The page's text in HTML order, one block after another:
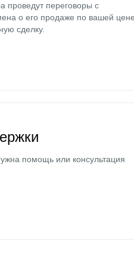
проведут переговоры с
о его продаже по вашей цене
сделку.
помощь или консультация